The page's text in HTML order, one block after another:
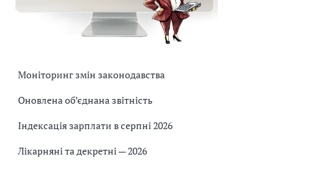
Моніторинг змін законодавства
Оновлена об’єднана звітність
Індексація зарплати в серпні 2026
Лікарняні та декретні — 2026